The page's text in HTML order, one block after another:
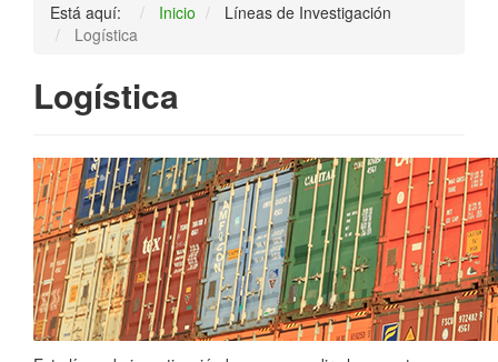
Está aquí: Inicio
Líneas de Investigación
Logística
Logística